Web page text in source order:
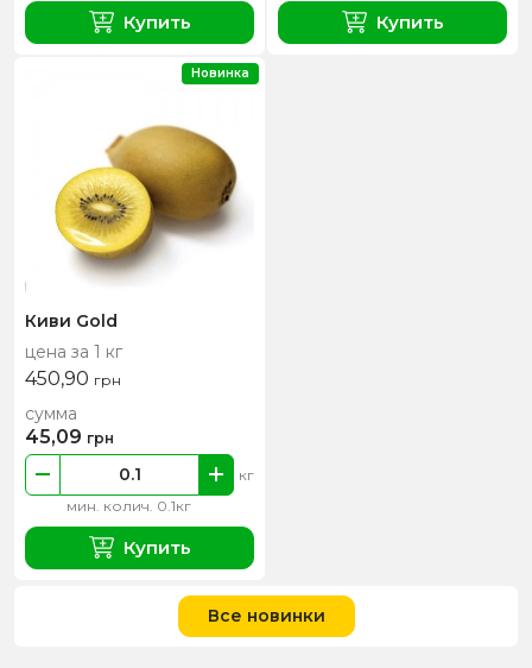
Купить Купить
Киви Gold
цена за 1 кг
450,90 грн
мин. колич. 0.1кг
кг
сумма
45,09 грн
Купить
Новинка
Все новинки